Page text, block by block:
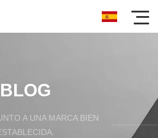
BLOG
A UNA MARCA BIEN